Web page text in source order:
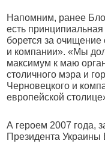
Напомним, ранее
есть
борется за
и компании». «Мы
максимум к маю
столичного мэра и
Черновецкого и
европейской
А героем 2007 года,
Президента